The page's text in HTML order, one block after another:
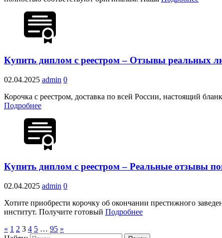
Купить диплом с реестром – Отзывы реальных
02.04.2025 admin 0
Корочка с реестром, доставка по всей России, настоящий
Подробнее
Купить диплом с реестром – Реальные отзывы
02.04.2025 admin 0
Хотите приобрести корочку об окончании престижного
институт. Получите готовый Подробнее
« 1 2 3 4 5 … 95 »